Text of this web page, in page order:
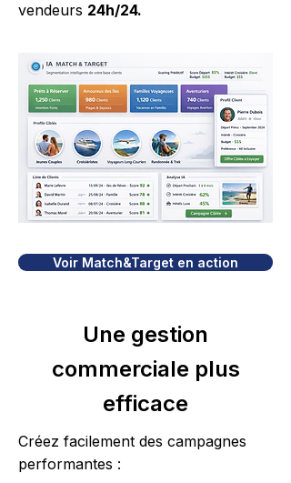
vendeurs 24h/24.
Voir Match&Target en action
Une gestion
commerciale plus
efficace
Créez facilement des campagnes
performantes :